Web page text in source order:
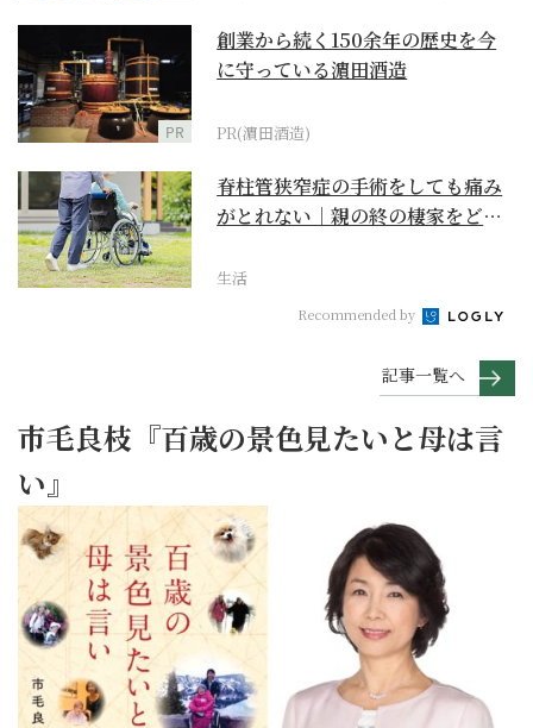
PR
創業から続く150余年の歴史を今
に守っている濵田酒造
PR(濵田酒造)
脊柱管狭窄症の手術をしても痛み
がとれない｜親の終の棲家をどう
生活
Recommended by
記事一覧へ
市毛良枝『百歳の景色見たいと母は言
い』